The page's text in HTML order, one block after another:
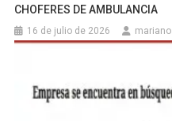
CHOFERES DE AMBULANCIA
16 de julio de 2026 mariano